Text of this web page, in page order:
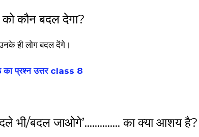
कौन बदल देगा?
ही लोग बदल देंगे।
का प्रश्न उत्तर class 8
भी/बदल जाओगे’………….. का क्या आशय है?